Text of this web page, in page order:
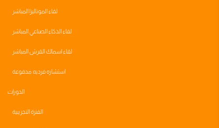
لقاء الموناليزا المباشر
لقاء الذكاء الصناعي المباشر
لقاء اسماك القرش المباشر
استشاره فرديه مدفوعة
الدورات
الفترة التجريبية